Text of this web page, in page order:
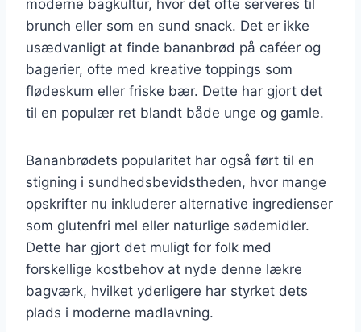
moderne bagkultur, hvor det ofte serveres til
brunch eller som en sund snack. Det er ikke
usædvanligt at finde bananbrød på caféer og
bagerier, ofte med kreative toppings som
flødeskum eller friske bær. Dette har gjort det
til en populær ret blandt både unge og gamle.
Bananbrødets popularitet har også ført til en
stigning i sundhedsbevidstheden, hvor mange
opskrifter nu inkluderer alternative ingredienser
som glutenfri mel eller naturlige sødemidler.
Dette har gjort det muligt for folk med
forskellige kostbehov at nyde denne lækre
bagværk, hvilket yderligere har styrket dets
plads i moderne madlavning.